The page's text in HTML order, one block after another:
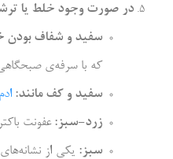
در صورت وجود خلط یا
سفید و شفاف
که با سرفه­‌ی
سفید و کف مانند:
زرد-سبز:عفونت
سبز: یکی از